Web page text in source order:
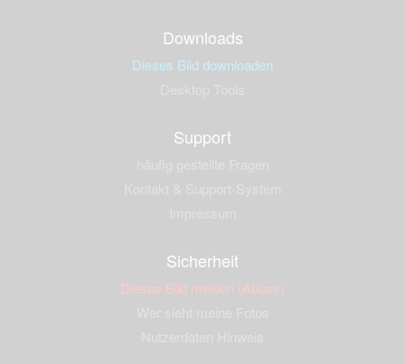
Downloads
Dieses Bild downloaden
Support
Sicherheit
Dieses Bild melden (Abuse)